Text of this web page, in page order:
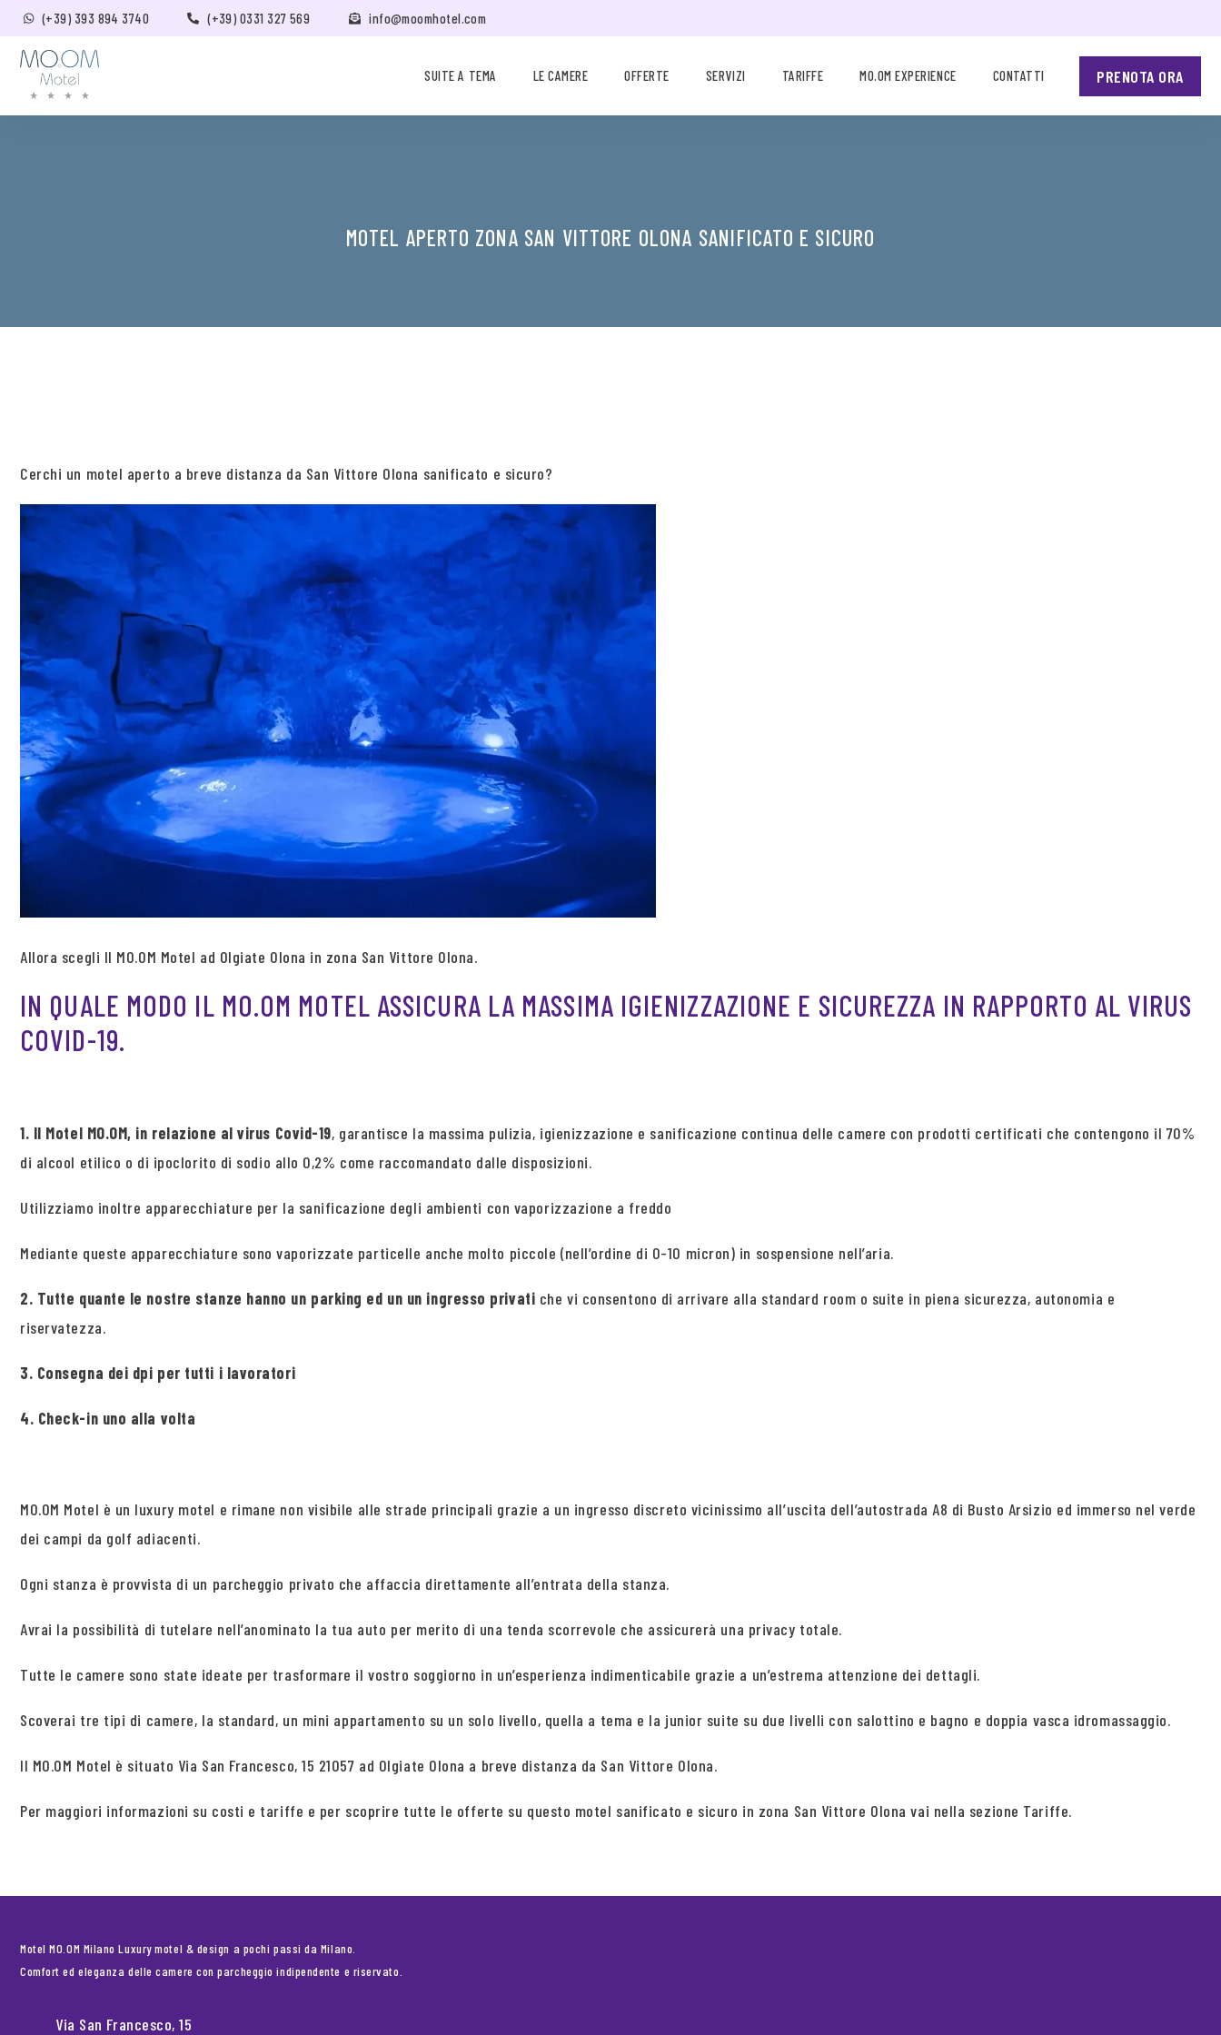
(+39) 393 894 3740 (+39) 0331 327 569 info@moomhotel.com
SUITE A TEMA LE CAMERE OFFERTE SERVIZI TARIFFE MO.OM EXPERIENCE CONTATTI PRENOTA ORA
MOTEL APERTO ZONA SAN VITTORE OLONA SANIFICATO E SICURO
Cerchi un motel aperto a breve distanza da San Vittore Olona sanificato e sicuro?
Allora scegli Il MO.OM Motel ad Olgiate Olona in zona San Vittore Olona.
IN QUALE MODO IL MO.OM MOTEL ASSICURA LA MASSIMA IGIENIZZAZIONE E SICUREZZA IN RAPPORTO AL VIRUS
COVID-19.
1. Il Motel MO.OM, in relazione al virus Covid-19, garantisce la massima pulizia, igienizzazione e sanificazione continua delle camere con prodotti certificati che contengono il 70%
di alcool etilico o di ipoclorito di sodio allo 0,2% come raccomandato dalle disposizioni.
Utilizziamo inoltre apparecchiature per la sanificazione degli ambienti con vaporizzazione a freddo
Mediante queste apparecchiature sono vaporizzate particelle anche molto piccole (nell’ordine di 0-10 micron) in sospensione nell’aria.
2. Tutte quante le nostre stanze hanno un parking ed un un ingresso privati che vi consentono di arrivare alla standard room o suite in piena sicurezza, autonomia e
riservatezza.
3. Consegna dei dpi per tutti i lavoratori
4. Check-in uno alla volta
MO.OM Motel è un luxury motel e rimane non visibile alle strade principali grazie a un ingresso discreto vicinissimo all’uscita dell’autostrada A8 di Busto Arsizio ed immerso nel verde
dei campi da golf adiacenti.
Ogni stanza è provvista di un parcheggio privato che affaccia direttamente all’entrata della stanza.
Avrai la possibilità di tutelare nell’anominato la tua auto per merito di una tenda scorrevole che assicurerà una privacy totale.
Tutte le camere sono state ideate per trasformare il vostro soggiorno in un’esperienza indimenticabile grazie a un’estrema attenzione dei dettagli.
Scoverai tre tipi di camere, la standard, un mini appartamento su un solo livello, quella a tema e la junior suite su due livelli con salottino e bagno e doppia vasca idromassaggio.
Il MO.OM Motel è situato Via San Francesco, 15 21057 ad Olgiate Olona a breve distanza da San Vittore Olona.
Per maggiori informazioni su costi e tariffe e per scoprire tutte le offerte su questo motel sanificato e sicuro in zona San Vittore Olona vai nella sezione Tariffe.
Motel MO.OM Milano Luxury motel & design a pochi passi da Milano.
Comfort ed eleganza delle camere con parcheggio indipendente e riservato.
Via San Francesco, 15